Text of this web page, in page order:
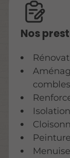
Nos
combles